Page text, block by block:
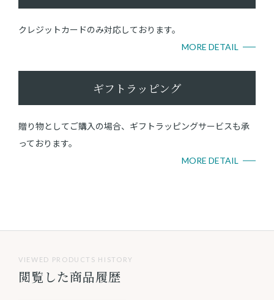
クレジットカードのみ対応しております。
MORE DETAIL
ギフトラッピング
贈り物としてご購入の場合、ギフトラッピングサービスも承
っております。
MORE DETAIL
VIEWED PRODUCTS HISTORY
閲覧した商品履歴